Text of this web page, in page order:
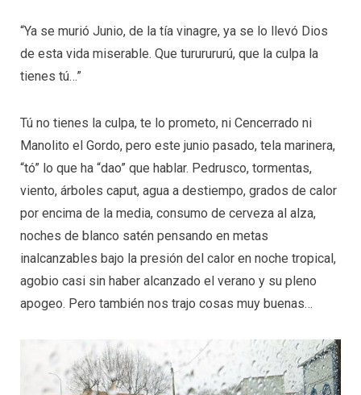
“Ya se murió Junio, de la tía vinagre, ya se lo llevó Dios
de esta vida miserable. Que tururururú, que la culpa la
tienes tú…”
Tú no tienes la culpa, te lo prometo, ni Cencerrado ni
Manolito el Gordo, pero este junio pasado, tela marinera,
“tó” lo que ha “dao” que hablar. Pedrusco, tormentas,
viento, árboles caput, agua a destiempo, grados de calor
por encima de la media, consumo de cerveza al alza,
noches de blanco satén pensando en metas
inalcanzables bajo la presión del calor en noche tropical,
agobio casi sin haber alcanzado el verano y su pleno
apogeo. Pero también nos trajo cosas muy buenas…